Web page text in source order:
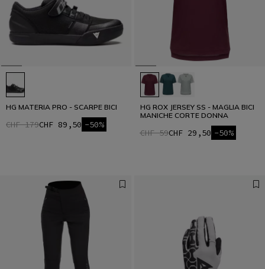
HG MATERIA PRO - SCARPE BICI
CHF 179CHF 89,50 -50%
HG ROX JERSEY SS - MAGLIA BICI
MANICHE CORTE DONNA
CHF 59CHF 29,50 -50%